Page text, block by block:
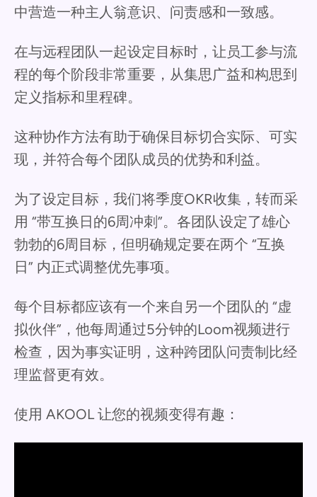
中营造一种主人翁意识、问责感和一致感。
在与远程团队一起设定目标时，让员工参与流
程的每个阶段非常重要，从集思广益和构思到
定义指标和里程碑。
这种协作方法有助于确保目标切合实际、可实
现，并符合每个团队成员的优势和利益。
为了设定目标，我们将季度OKR收集，转而采
用 “带互换日的6周冲刺”。各团队设定了雄心
勃勃的6周目标，但明确规定要在两个 “互换
日” 内正式调整优先事项。
每个目标都应该有一个来自另一个团队的 “虚
拟伙伴”，他每周通过5分钟的Loom视频进行
检查，因为事实证明，这种跨团队问责制比经
理监督更有效。
使用 AKOOL 让您的视频变得有趣：